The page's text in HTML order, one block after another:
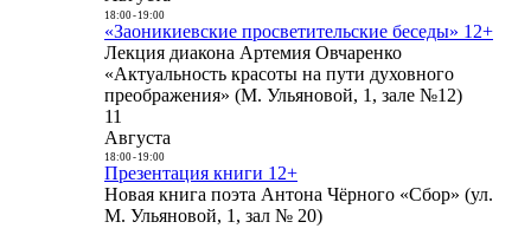
18:00- 19:00
«Заоникиевские просветительские беседы» 12+
Лекция диакона Артемия Овчаренко
«Актуальность красоты на пути духовного
преображения» (М. Ульяновой, 1, зале №12)
11
Августа
18:00- 19:00
Презентация книги 12+
Новая книга поэта Антона Чёрного «Сбор» (ул.
М. Ульяновой, 1, зал № 20)